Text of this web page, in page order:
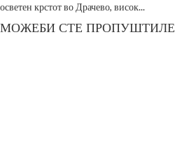
осветен крстот во Драчево, висок...
МОЖЕБИ СТЕ ПРОПУШТИЛЕ